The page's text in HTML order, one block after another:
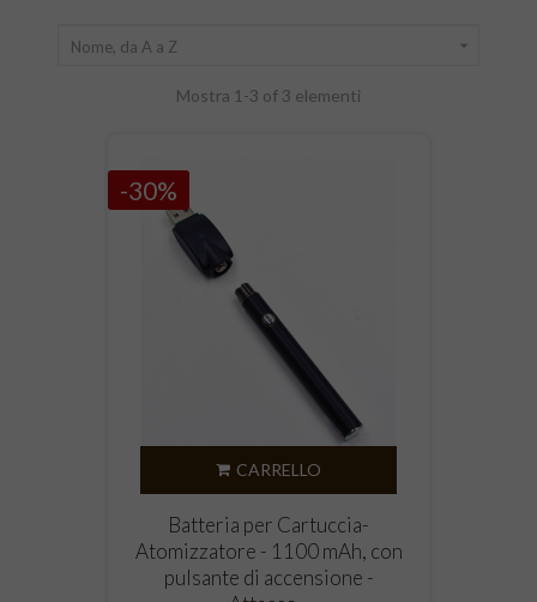
Nome, da A a Z 
Mostra 1-3 of 3 elementi
-30%
CARRELLO
Batteria per Cartuccia-
Atomizzatore - 1100 mAh, con
pulsante di accensione -